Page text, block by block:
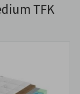
TFK